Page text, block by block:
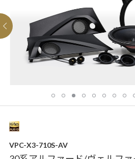
VPC-X3-710S-AV